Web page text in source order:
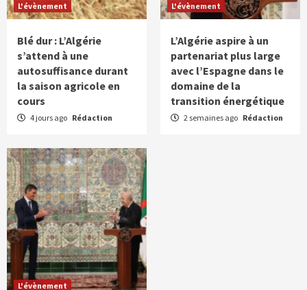
L'évènement
Blé dur : L’Algérie
s’attend à une
autosuffisance durant
la saison agricole en
cours
4 jours ago Rédaction
L'évènement
L’Algérie aspire à un
partenariat plus large
avec l’Espagne dans le
domaine de la
transition énergétique
2 semaines ago Rédaction
L'évènement